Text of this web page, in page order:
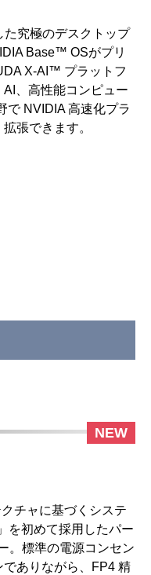
た究極のデスクトップ
Base™ OSがプリ
X-AI™ プラットフ
、高性能コンピュー
で NVIDIA 高速化プラ
張できます。
チャに基づくシステ
を初めて採用したパー
。標準の電源コンセン
でありながら、FP4 精